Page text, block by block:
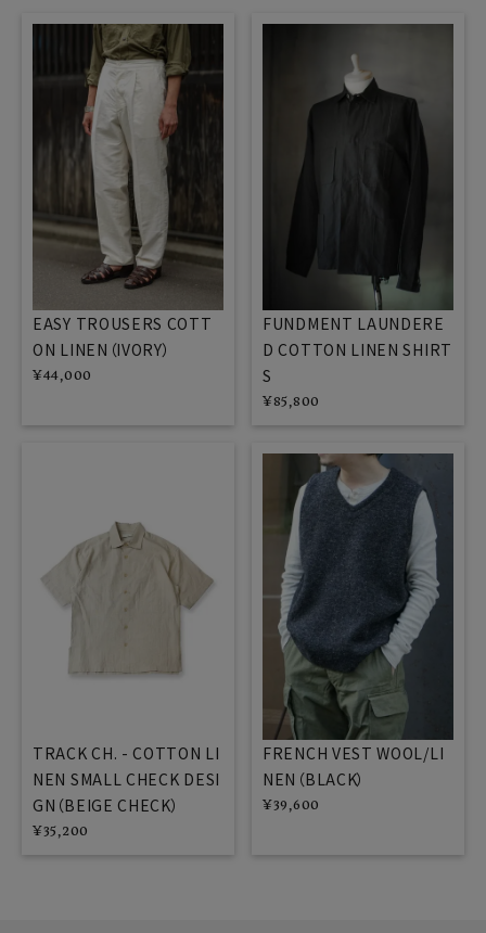
EASY TROUSERS COTT
ON LINEN（IVORY）
¥44,000
FUNDMENT LAUNDERE
D COTTON LINEN SHIRT
S
¥85,800
TRACK CH. - COTTON LI
NEN SMALL CHECK DESI
GN（BEIGE CHECK）
¥35,200
FRENCH VEST WOOL/LI
NEN（BLACK）
¥39,600